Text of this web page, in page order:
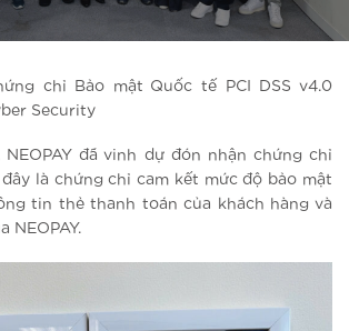
chỉ Bảo mật Quốc tế PCI DSS v4.0
Security
NEOPAY đã vinh dự đón nhận chứng chỉ
đây là chứng chỉ cam kết mức độ bảo mật
tin thẻ thanh toán của khách hàng và
NEOPAY.